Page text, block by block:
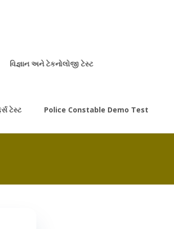
વિજ્ઞાન અને ટેકનોલોજી ટેસ્ટ
ટેસ્ટ Police Constable Demo Test